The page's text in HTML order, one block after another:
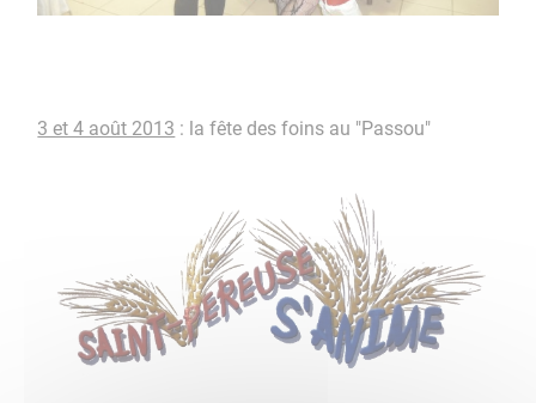
3 et 4 août 2013 : la fête des foins au "Passou"